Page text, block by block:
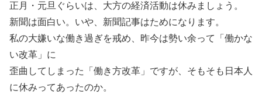
正月・元旦ぐらいは、大方の経済活動は休みましょう。
新聞は面白い。いや、新聞記事はためになります。
私の大嫌いな働き過ぎを戒め、昨今は勢い余って「働かな
い改革」に
歪曲してしまった「働き方改革」ですが、そもそも日本人
に休みってあったのか。